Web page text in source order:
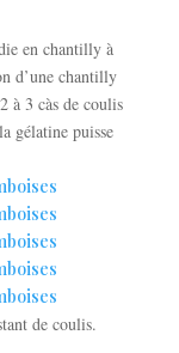
en chantilly à
d’une chantilly
à 3 càs de coulis
gélatine puisse
de coulis.